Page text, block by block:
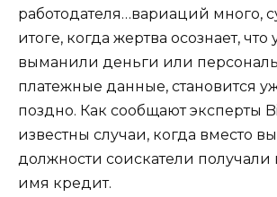
работодателя…вариаций много,
итоге, когда жертва осознает, что
выманили деньги или
платежные данные, становится
поздно. Как сообщают эксперты
известны случаи, когда вместо
должности соискатели получали
имя кредит.